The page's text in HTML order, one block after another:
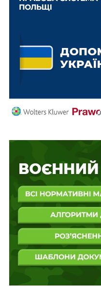
Неотриману
матеріальну
Підсанкційних
Нацкомісії з
Новий Митний
ПОВ'ЯЗАНІ ТЕМИ: FEATURED
НАЦІОНАЛЬНА РАДА З
НАСТУПНА
Проекти рішень щодо
вироблятимуться за
представницьких
НЕ ПРОПУСТІТЬ
На виробництво і